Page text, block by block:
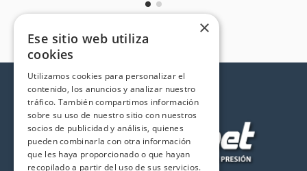
×
Ese sitio web utiliza
cookies
Utilizamos cookies para personalizar el
contenido, los anuncios y analizar nuestro
tráfico. También compartimos información
sobre su uso de nuestro sitio con nuestros
socios de publicidad y análisis, quienes
pueden combinarla con otra información
que les haya proporcionado o que hayan
recopilado a partir del uso de sus servicios.